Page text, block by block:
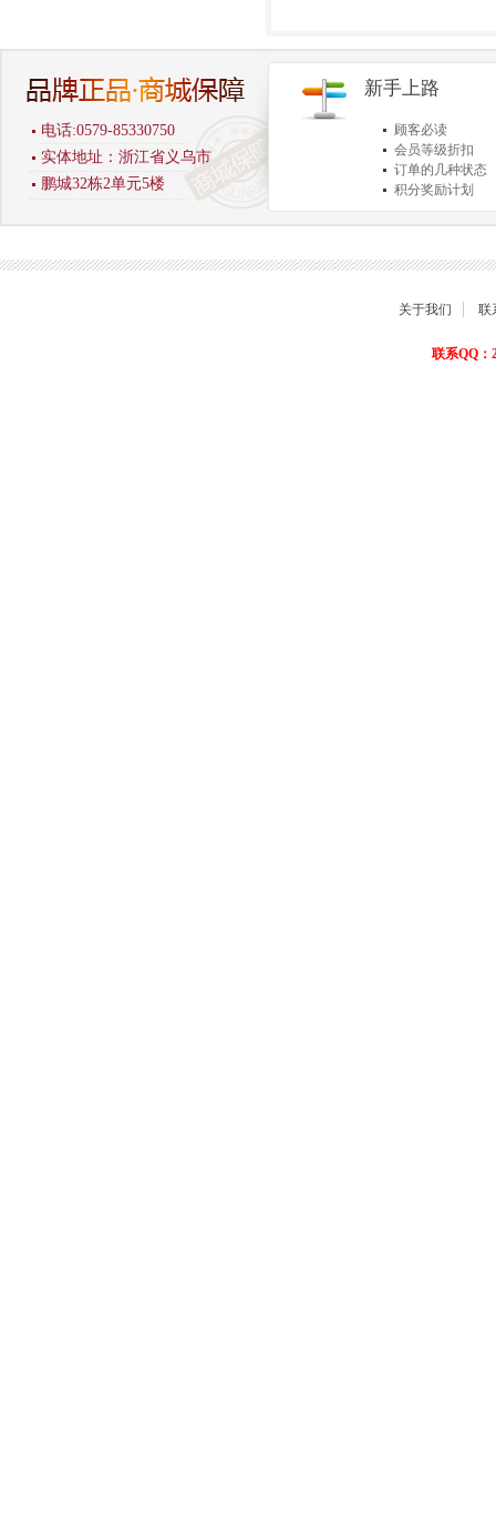
电话:0579-85330750
实体地址：浙江省义乌市
鹏城32栋2单元5楼
新手上路
顾客必读
会员等级折扣
订单的几种状态
积分奖励计划
商品退货保障
关于我们 联
联系QQ：